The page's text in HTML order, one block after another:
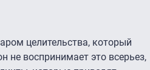
целительства, который
не воспринимает это всерьез,